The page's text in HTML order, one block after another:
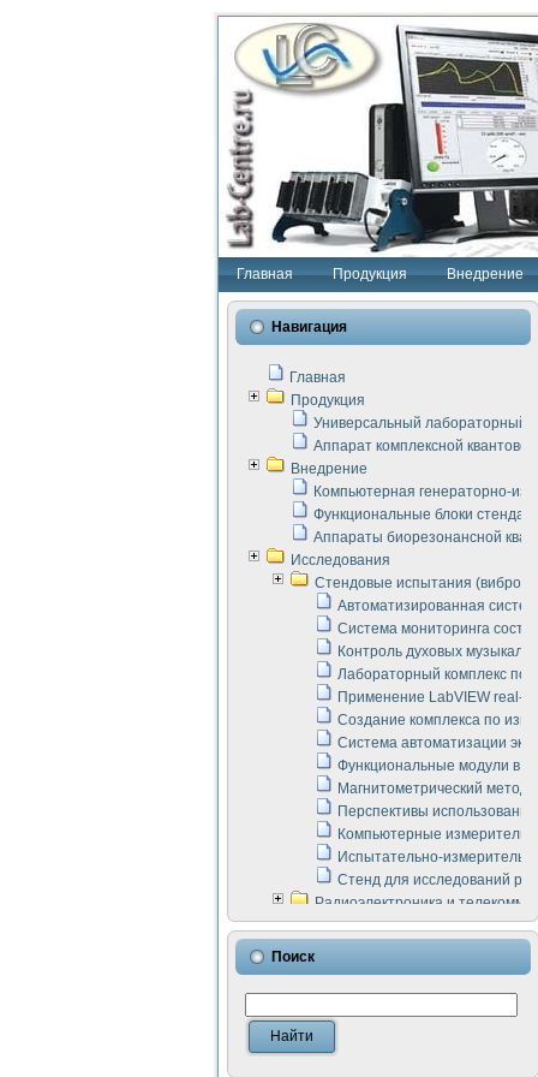
Главная Продукция Внедрение
Навигация
Главная
Продукция
Универсальный лабораторный
Аппарат комплексной
Внедрение
Компьютерная генераторно-
Функциональные блоки стенда
Аппараты биорезонансной
Исследования
Стендовые испытания
Автоматизированная
Система мониторинга
Контроль духовых
Лабораторный комплекс по
Применение LabVIEW real-
Создание комплекса по
Система автоматизации
Функциональные модули в
Магнитометрический метод
Перспективы
Компьютерные
Испытательно-
Стенд для исследований
Радиоэлектроника и
LabVIEW в расчетах
Аппаратно-программный
Виртуальный лабораторный
Измерение шумовых
Измерительный
Инструменты для
Инструменты для
Поиск